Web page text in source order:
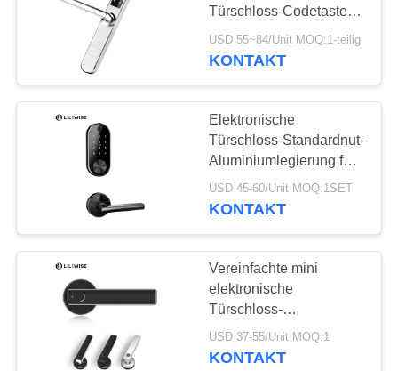
BESTIMMUNGEN
automatisches
Türschloss
Bluetooth-
Türschloss
31
Türschloss-Codetasten-
Aluminiumkarte
Soem/ODM
USD 55~84/Unit MOQ:1-teilig
KONTAKT
Elektronische
Türschloss-Standardnut-
Aluminiumlegierung für
Hauptraum
USD 45-60/Unit MOQ:1SET
KONTAKT
Vereinfachte mini
elektronische
Türschloss-
Fingerabdruck-Türgriff-
Verschluss-WiFi-
USD 37-55/Unit MOQ:1
KONTAKT